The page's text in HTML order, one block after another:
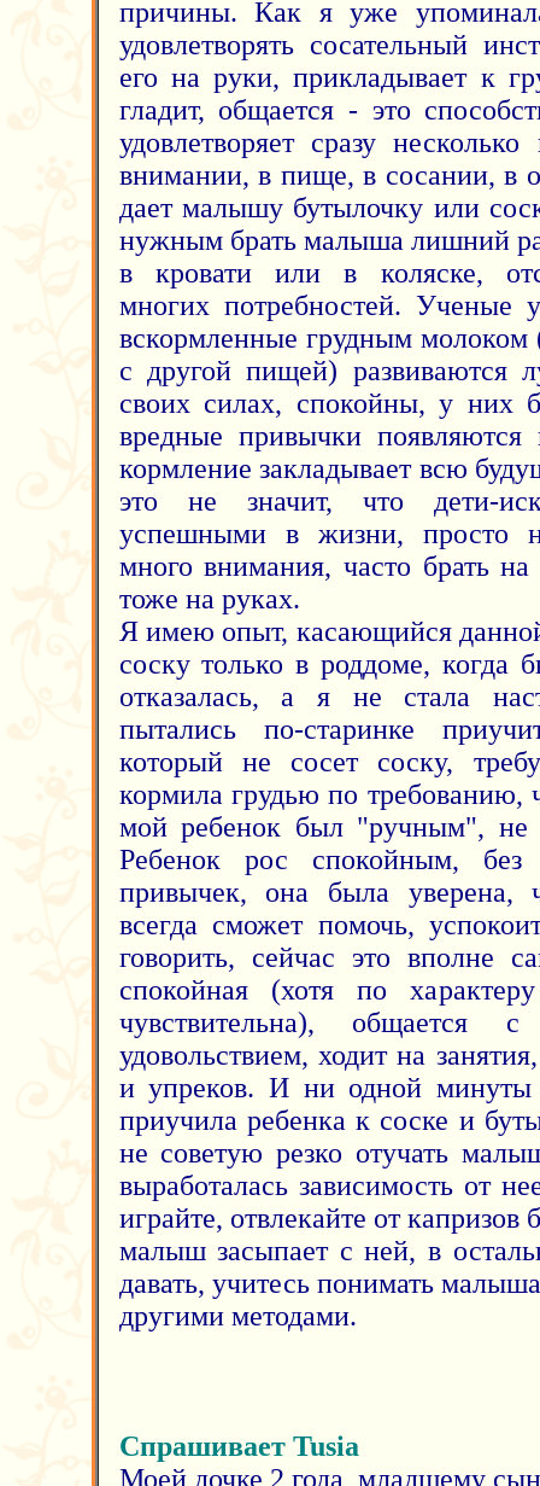
причины. Как я уже
удовлетворять сосательный
его на руки, прикладывает к
гладит, общается - это
удовлетворяет сразу
внимании, в пище, в сосании, в
дает малышу бутылочку или
нужным брать малыша лишний
в кровати или в коляске,
многих потребностей. Ученые
вскормленные грудным молоком
с другой пищей) развиваются
своих силах, спокойны, у них
вредные привычки появляются
кормление закладывает всю
это не значит, что дети-
успешными в жизни, просто
много внимания, часто брать
тоже на руках.
Я имею опыт, касающийся
соску только в роддоме, когда
отказалась, а я не стала
пытались по-старинке
который не сосет соску,
кормила грудью по требованию,
мой ребенок был "ручным", не
Ребенок рос спокойным, без
привычек, она была уверена,
всегда сможет помочь,
говорить, сейчас это вполне
спокойная (хотя по
чувствительна),
удовольствием, ходит на
и упреков. И ни одной
приучила ребенка к соске и
не советую резко отучать
выработалась зависимость от
играйте, отвлекайте от
малыш засыпает с ней, в
давать, учитесь понимать
другими методами.
Спрашивает Tusia
Моей дочке 2 года, младшему